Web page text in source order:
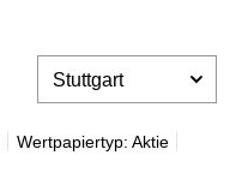
Wertpapiertyp: Aktie